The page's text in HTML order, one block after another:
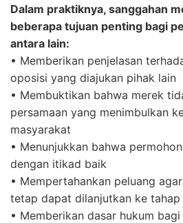
Dalam praktiknya, sanggahan
beberapa tujuan penting bagi
antara lain:
• Memberikan penjelasan
oposisi yang diajukan pihak lain
• Membuktikan bahwa merek
persamaan yang menimbulkan
masyarakat
• Menunjukkan bahwa
dengan itikad baik
• Mempertahankan peluang
tetap dapat dilanjutkan ke
• Memberikan dasar hukum